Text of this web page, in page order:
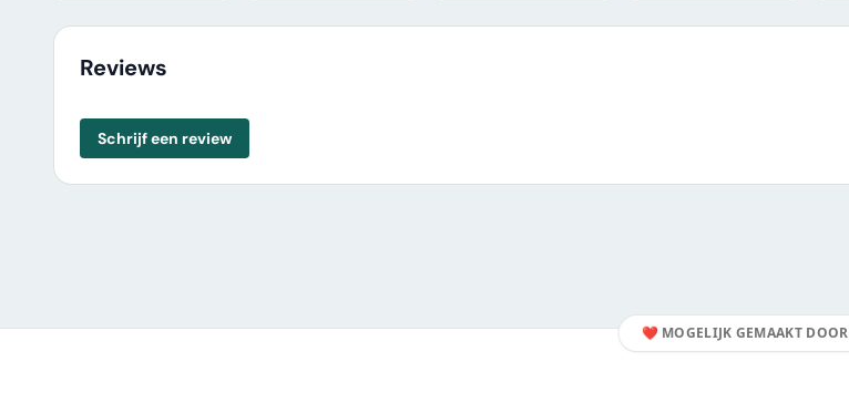
Reviews
Schrijf een review
❤️ MOGELIJK GEMAAKT DOOR